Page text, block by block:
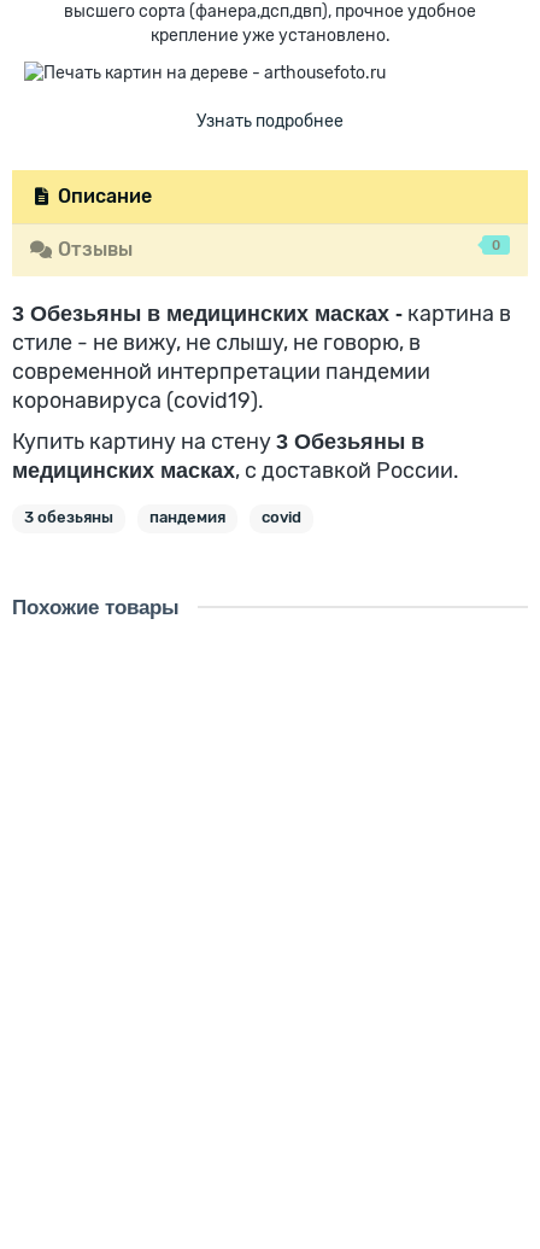
высшего сорта (фанера,дсп,двп), прочное удобное
крепление уже установлено.
Узнать подробнее
Описание
Отзывы 0
3 Обезьяны в медицинских масках - картина в
стиле - не вижу, не слышу, не говорю, в
современной интерпретации пандемии
коронавируса (covid19).
Купить картину на стену 3 Обезьяны в
медицинских масках, с доставкой России.
3 обезьяны пандемия covid
Похожие товары